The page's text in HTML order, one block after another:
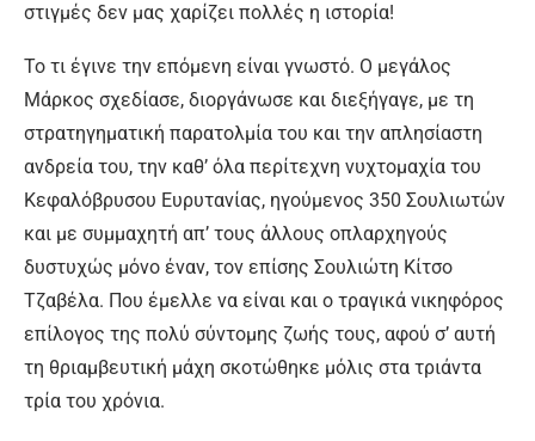
στιγμές δεν μας χαρίζει πολλές η ιστορία!
Το τι έγινε την επόμενη είναι γνωστό. Ο μεγάλος
Μάρκος σχεδίασε, διοργάνωσε και διεξήγαγε, με τη
στρατηγηματική παρατολμία του και την απλησίαστη
ανδρεία του, την καθ’ όλα περίτεχνη νυχτομαχία του
Κεφαλόβρυσου Ευρυτανίας, ηγούμενος 350 Σουλιωτών
και με συμμαχητή απ’ τους άλλους οπλαρχηγούς
δυστυχώς μόνο έναν, τον επίσης Σουλιώτη Κίτσο
Τζαβέλα. Που έμελλε να είναι και ο τραγικά νικηφόρος
επίλογος της πολύ σύντομης ζωής τους, αφού σ’ αυτή
τη θριαμβευτική μάχη σκοτώθηκε μόλις στα τριάντα
τρία του χρόνια.